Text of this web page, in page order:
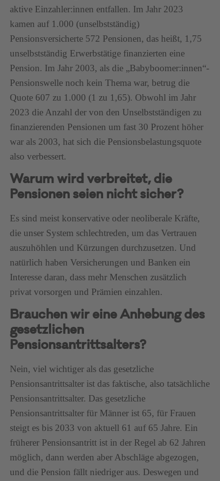
aktive Einzahler:innen entfallen. Im Jahr 2023
kamen auf 1.000 (unselbstständig)
Pensionsversicherte 572 Pensionen, das heißt, 1,75
unselbstständig Erwerbstätige finanzierten eine
Pension. Im Jahr 2003, als die „Babyboomer:innen“-
Pensionswelle noch kein Thema war, betrug die
Quote 607 zu 1.000 (1 zu 1,65). Obwohl im Jahr
2023 die Anzahl der von den Unselbstständigen zu
finanzierenden Pensionen um fast 30 Prozent höher
war als 2003, hat sich die Pensionsbelastungsquote
also verbessert.
Warum wird verbreitet, die
Pensionen seien nicht sicher?
Es sind meist konservative oder neoliberale Kräfte,
die unser System schlechtreden, um das Vertrauen
auszuhöhlen und Kürzungen durchzusetzen. Und
natürlich haben Versicherungen und Banken ein
Interesse daran, dass mehr Menschen zusätzlich
privat vorsorgen und Prämien einzahlen.
Brauchen wir eine Anhebung des
gesetzlichen
Pensionsantrittsalters?
Nein, viel wichtiger als das gesetzliche
Pensionsantrittsalter ist das faktische, also tatsächliche
Pensionsantrittsalter. Das gesetzliche
Pensionsantrittsalter für Männer ist 65, für Frauen
steigt es bis 2033 von aktuell 61 auf 65 Jahre. Ein
früherer Pensionsantritt ist in der Regel ab 62 Jahren
möglich, dann werden aber Abschläge abgezogen,
und die Pension fällt niedriger aus. Deswegen und